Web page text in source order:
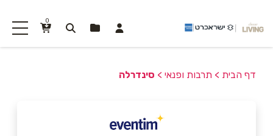
0
דף הבית > תרבות ופנאי > סינדרלה